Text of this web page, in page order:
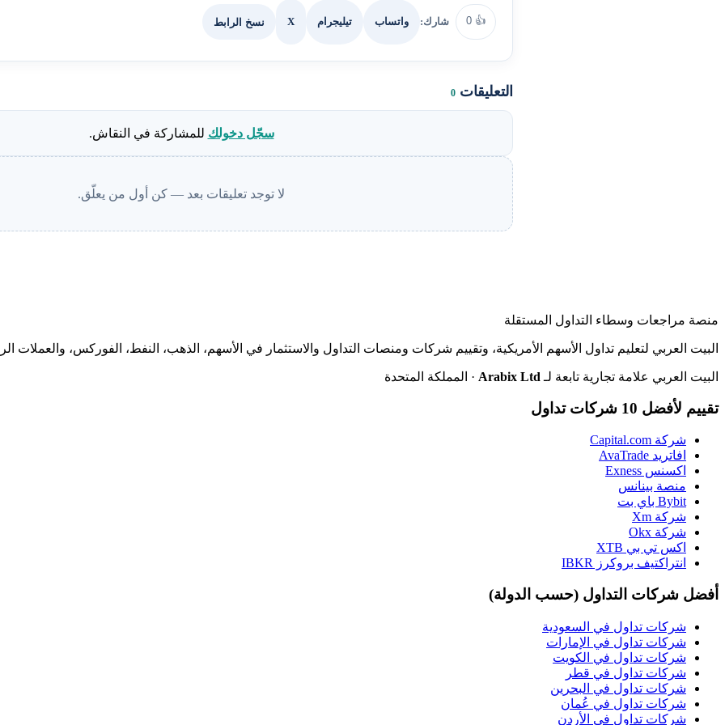
👍
0 شارك: واتساب تيليجرام X نسخ الرابط
التعليقات 0
سجّل دخولك للمشاركة في النقاش.
لا توجد تعليقات بعد — كن أول من يعلّق.
منصة مراجعات وسطاء التداول المستقلة
البيت العربي لتعليم تداول الأسهم الأمريكية، وتقييم شركات ومنصات التداول والاستثمار في الأسهم، الذهب، النفط، الفوركس، والعملات
البيت العربي علامة تجارية تابعة لـ Arabix Ltd · المملكة المتحدة
تقييم لأفضل 10 شركات تداول
شركة Capital.com
افاتريد AvaTrade
اكسنس Exness
منصة بينانس
Bybit باي بت
شركة Xm
شركة Okx
اكس تي بي XTB
انتراكتيف بروكرز IBKR
أفضل شركات التداول (حسب الدولة)
شركات تداول في السعودية
شركات تداول في الإمارات
شركات تداول في الكويت
شركات تداول في قطر
شركات تداول في البحرين
شركات تداول في عُمان
شركات تداول في الأردن